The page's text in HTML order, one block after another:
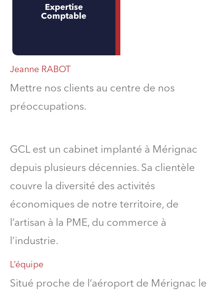
Expertise
Comptable
Jeanne RABOT
Mettre nos clients au centre de nos
préoccupations.
GCL est un cabinet implanté à Mérignac
depuis plusieurs décennies. Sa clientèle
couvre la diversité des activités
économiques de notre territoire, de
l’artisan à la PME, du commerce à
l’industrie.
L’équipe
Situé proche de l’aéroport de Mérignac le